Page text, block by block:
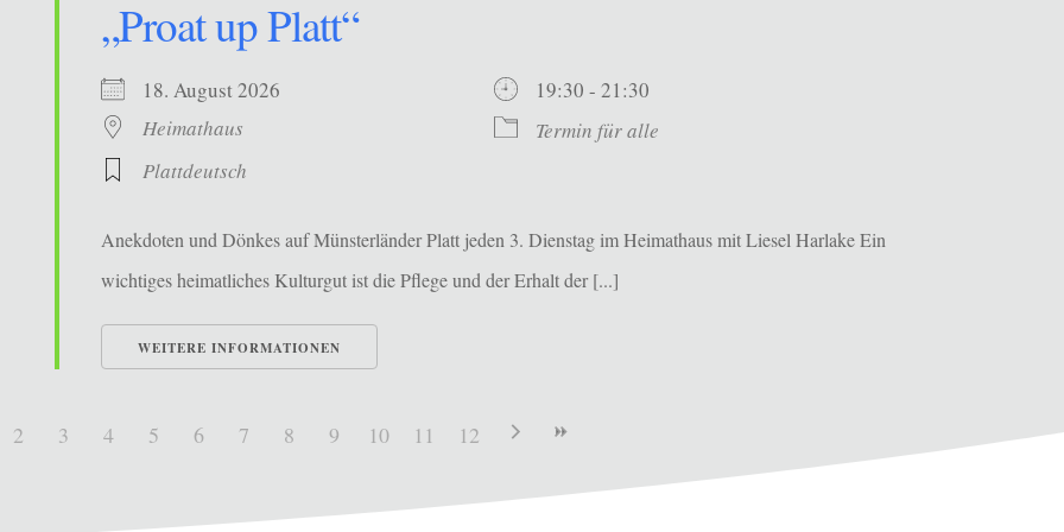
„Proat up Platt“
18. August 2026
19:30 - 21:30
Heimathaus
Termin für alle
Plattdeutsch
Anekdoten und Dönkes auf Münsterländer Platt jeden 3. Dienstag im Heimathaus mit Liesel Harlake Ein
wichtiges heimatliches Kulturgut ist die Pflege und der Erhalt der [...]
WEITERE INFORMATIONEN
2 3 4 5 6 7 8 9 10 11 12